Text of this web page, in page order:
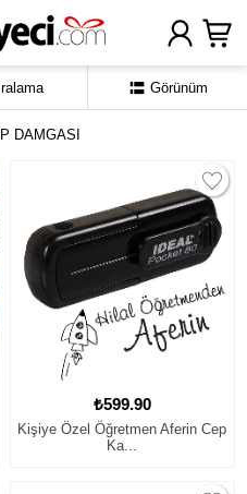
DAMGASI
₺599.90
Kişiye Özel Öğretmen Aferin Cep
Ka...
Görünüm